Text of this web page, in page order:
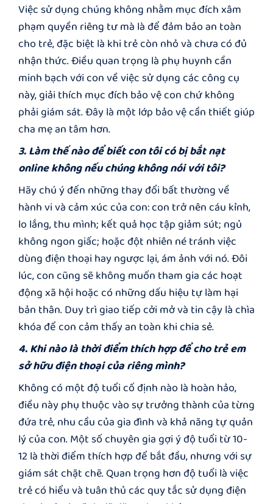
Việc sử dụng chúng không nhằm mục đích xâm
phạm quyền riêng tư mà là để đảm bảo an toàn
cho trẻ, đặc biệt là khi trẻ còn nhỏ và chưa có đủ
nhận thức. Điều quan trọng là phụ huynh cần
minh bạch với con về việc sử dụng các công cụ
này, giải thích mục đích bảo vệ con chứ không
phải giám sát. Đây là một lớp bảo vệ cần thiết giúp
cha mẹ an tâm hơn.
3. Làm thế nào để biết con tôi có bị bắt nạt
online không nếu chúng không nói với tôi?
Hãy chú ý đến những thay đổi bất thường về
hành vi và cảm xúc của con: con trở nên cáu kỉnh,
lo lắng, thu mình; kết quả học tập giảm sút; ngủ
không ngon giấc; hoặc đột nhiên né tránh việc
dùng điện thoại hay ngược lại, ám ảnh với nó. Đôi
lúc, con cũng sẽ không muốn tham gia các hoạt
động xã hội hoặc có những dấu hiệu tự làm hại
bản thân. Duy trì giao tiếp cởi mở và tin cậy là chìa
khóa để con cảm thấy an toàn khi chia sẻ.
4. Khi nào là thời điểm thích hợp để cho trẻ em
sở hữu điện thoại của riêng mình?
Không có một độ tuổi cố định nào là hoàn hảo,
điều này phụ thuộc vào sự trưởng thành của từng
đứa trẻ, nhu cầu của gia đình và khả năng tự quản
lý của con. Một số chuyên gia gợi ý độ tuổi từ 10-
12 là thời điểm thích hợp để bắt đầu, nhưng với sự
giám sát chặt chẽ. Quan trọng hơn độ tuổi là việc
trẻ có hiểu và tuân thủ các quy tắc sử dụng điện